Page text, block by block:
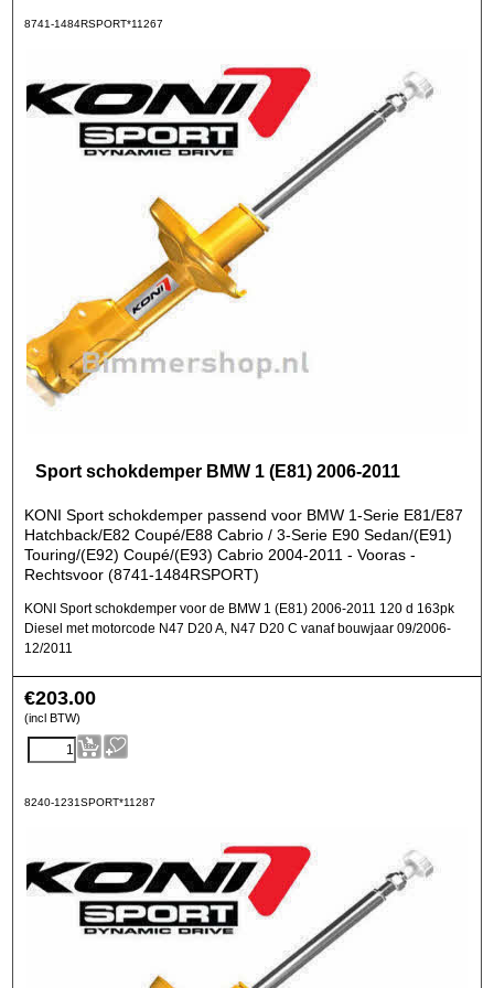
8741-1484RSPORT*11267
Sport schokdemper BMW 1 (E81) 2006-2011
KONI Sport schokdemper passend voor BMW 1-Serie E81/E87
Hatchback/E82 Coupé/E88 Cabrio / 3-Serie E90 Sedan/(E91)
Touring/(E92) Coupé/(E93) Cabrio 2004-2011 - Vooras -
Rechtsvoor (8741-1484RSPORT)
KONI Sport schokdemper voor de BMW 1 (E81) 2006-2011 120 d 163pk
Diesel met motorcode N47 D20 A, N47 D20 C vanaf bouwjaar 09/2006-
12/2011
€203.00
(incl BTW)
8240-1231SPORT*11287